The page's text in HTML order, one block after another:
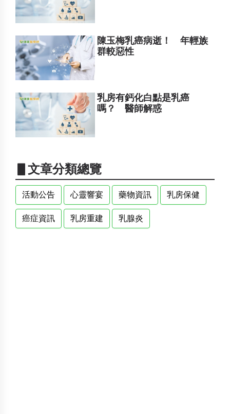
陳玉梅乳癌病逝！ 年輕族
群較惡性
乳房有鈣化白點是乳癌
嗎？ 醫師解惑
▋文章分類總覽
活動公告 心靈響宴 藥物資訊 乳房保健
癌症資訊 乳房重建 乳腺炎